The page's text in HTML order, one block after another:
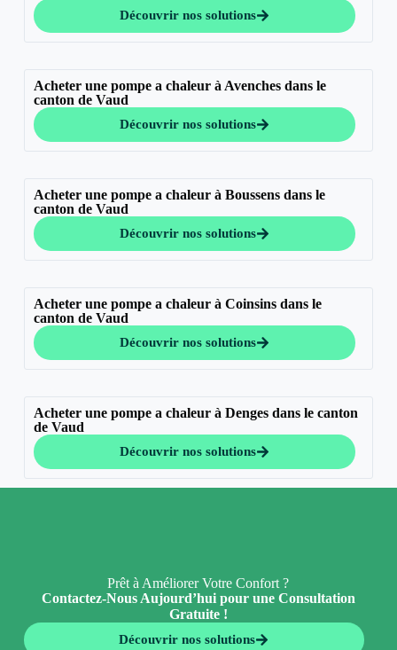
Découvrir nos solutions
Acheter une pompe a chaleur à Avenches dans le
canton de Vaud
Découvrir nos solutions
Acheter une pompe a chaleur à Boussens dans le
canton de Vaud
Découvrir nos solutions
Acheter une pompe a chaleur à Coinsins dans le
canton de Vaud
Découvrir nos solutions
Acheter une pompe a chaleur à Denges dans le canton
de Vaud
Découvrir nos solutions
Prêt à Améliorer Votre Confort ?
Contactez-Nous Aujourd’hui pour une Consultation
Gratuite !
Découvrir nos solutions